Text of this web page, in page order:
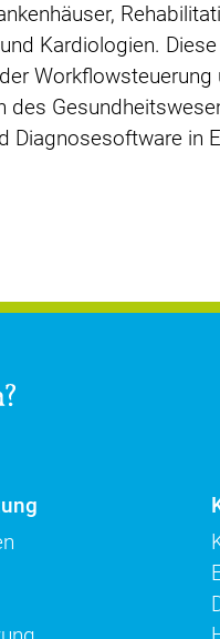
Kardiologien.
des
Diagnosesoftware in